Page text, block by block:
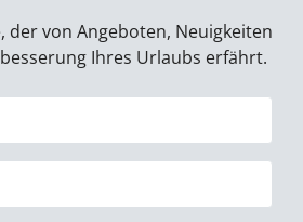
der von Angeboten, Neuigkeiten
Ihres Urlaubs erfährt.